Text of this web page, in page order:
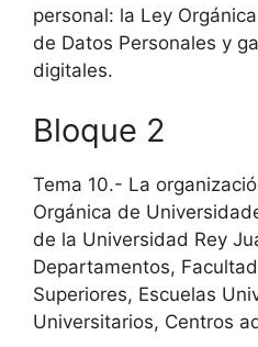
personal: la Ley
de Datos Personales y
digitales.
Bloque 2
Tema 10.- La
Orgánica de
de la Universidad Rey
Departamentos,
Superiores, Escuelas
Universitarios, Centros